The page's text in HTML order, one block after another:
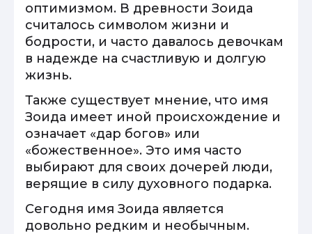
оптимизмом. В древности Зоида
считалось символом жизни и
бодрости, и часто давалось девочкам
в надежде на счастливую и долгую
жизнь.
Также существует мнение, что имя
Зоида имеет иной происхождение и
означает «дар богов» или
«божественное». Это имя часто
выбирают для своих дочерей люди,
верящие в силу духовного подарка.
Сегодня имя Зоида является
довольно редким и необычным.